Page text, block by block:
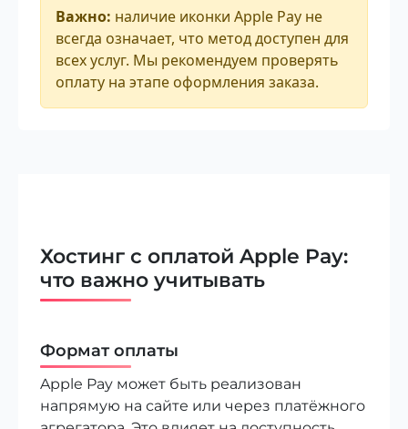
Важно: наличие иконки Apple Pay не
всегда означает, что метод доступен для
всех услуг. Мы рекомендуем проверять
оплату на этапе оформления заказа.
Хостинг с оплатой Apple Pay:
что важно учитывать
Формат оплаты
Apple Pay может быть реализован
напрямую на сайте или через платёжного